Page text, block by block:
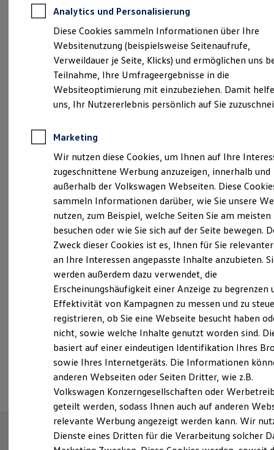
Autokredit mit Schlussrate
Versicherungen und Garantien
Kfz-Versicherung
Restschuldversicherungen
Garantien
Wartungsverträge
Geschäftskunden
Professional Class bei Volkswagen
Großkunden
Behörden
Anpfiff zum Gewinn
Elektroautos
ID. Tutorials
Der neue ID. Polo
Der ID.4
Der ID.4 GTX
Der ID.5 GTX
Der ID.7 GTX
Der ID.7 Tourer
Der ID.7 GTX Tourer
Der neue ID. Cross
Elektrofahrzeugkonzepte
ID. EVERY1
Reichweite
Reichweite der ID. Modelle
Reichweite im Winter
Rekuperation
Laden unterwegs
Laden Zuhause
Ladestationen finden
Ladezeitensimulator
Batterie
Sicherheit
Garantie und Lebensdauer
Impressum & Rechtliches)
Probefahrt vereinbaren
Fahrzeugangebot anfordern
Servicetermin buchen
Serviceanfrage stellen
Analytics und Personalisierung
Diese Cookies sammeln Informationen über Ihre
Websitenutzung (beispielsweise Seitenaufrufe,
Verweildauer je Seite, Klicks) und ermöglichen uns
Teilnahme, Ihre Umfrageergebnisse in die
Websiteoptimierung mit einzubeziehen. Damit
uns, Ihr Nutzererlebnis persönlich auf Sie
Marketing
Wir nutzen diese Cookies, um Ihnen auf Ihre
zugeschnittene Werbung anzuzeigen, innerhalb und
außerhalb der Volkswagen Webseiten. Diese
sammeln Informationen darüber, wie Sie unsere
nutzen, zum Beispiel, welche Seiten Sie am meisten
besuchen oder wie Sie sich auf der Seite bewegen.
Zweck dieser Cookies ist es, Ihnen für Sie
an Ihre Interessen angepasste Inhalte anzubieten.
werden außerdem dazu verwendet, die
Erscheinungshäufigkeit einer Anzeige zu begrenzen
Effektivität von Kampagnen zu messen und zu
registrieren, ob Sie eine Webseite besucht haben
nicht, sowie welche Inhalte genutzt worden sind.
basiert auf einer eindeutigen Identifikation Ihres
sowie Ihres Internetgeräts. Die Informationen
anderen Webseiten oder Seiten Dritter, wie z.B.
Volkswagen Konzerngesellschaften oder
geteilt werden, sodass Ihnen auch auf anderen
relevante Werbung angezeigt werden kann. Wir
Dienste eines Dritten für die Verarbeitung solcher